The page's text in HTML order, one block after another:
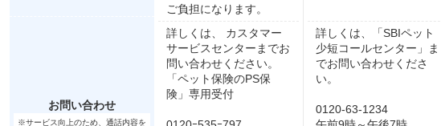
お問い合わせ
※サービス向上のため、通話内容を
ご負担になります。
詳しくは、 カスタマー
サービスセンターまでお
問い合わせください。
「ペット保険のPS保
険」専用受付
詳しくは、「SBIペット
少短コールセンター」ま
でお問い合わせくださ
い。
0120-63-1234